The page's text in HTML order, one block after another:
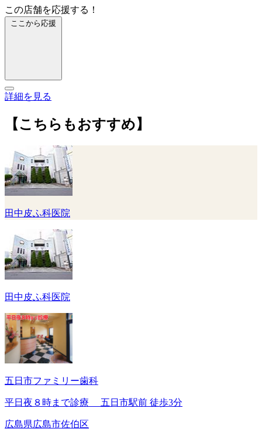
この店舗を応援する！
ここから応援
詳細を見る
【こちらもおすすめ】
田中皮ふ科医院
田中皮ふ科医院
五日市ファミリー歯科
平日夜８時まで診療 五日市駅前 徒歩3分
広島県広島市佐伯区